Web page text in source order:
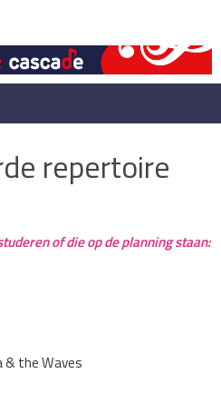
repertoire
of die op de planning staan:
& the Waves